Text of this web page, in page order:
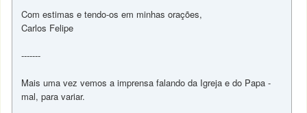
Com estimas e tendo-os em minhas orações,
Carlos Felipe
-------
Mais uma vez vemos a imprensa falando da Igreja e do Papa -
mal, para variar.